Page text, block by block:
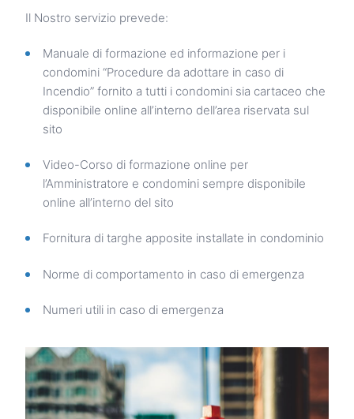
Il Nostro servizio prevede:
Manuale di formazione ed informazione per i
condomini “Procedure da adottare in caso di
Incendio” fornito a tutti i condomini sia cartaceo che
disponibile online all’interno dell’area riservata sul
sito
Video-Corso di formazione online per
l’Amministratore e condomini sempre disponibile
online all’interno del sito
Fornitura di targhe apposite installate in condominio
Norme di comportamento in caso di emergenza
Numeri utili in caso di emergenza